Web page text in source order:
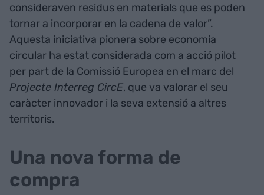
consideraven residus en materials que es poden
tornar a incorporar en la cadena de valor”.
Aquesta iniciativa pionera sobre economia
circular ha estat considerada com a acció pilot
per part de la Comissió Europea en el marc del
Projecte Interreg CircE, que va valorar el seu
caràcter innovador i la seva extensió a altres
territoris.
Una nova forma de
compra